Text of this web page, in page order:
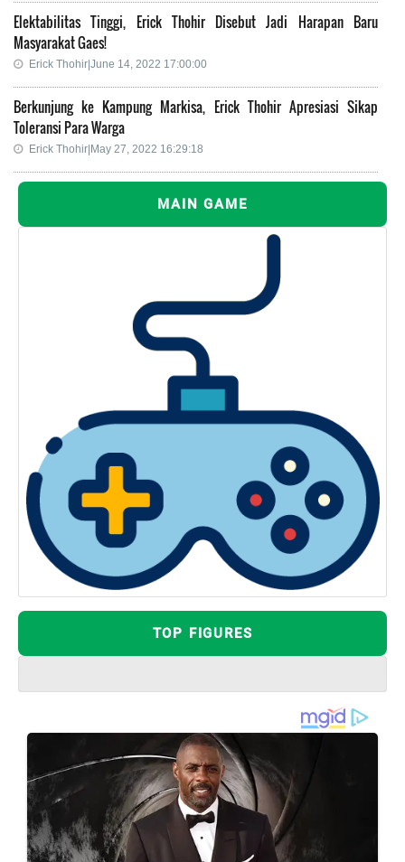
Elektabilitas Tinggi, Erick Thohir Disebut Jadi Harapan Baru
Masyarakat Gaes!
Erick Thohir|June 14, 2022 17:00:00
Berkunjung ke Kampung Markisa, Erick Thohir Apresiasi Sikap
Toleransi Para Warga
Erick Thohir|May 27, 2022 16:29:18
MAIN GAME
TOP FIGURES